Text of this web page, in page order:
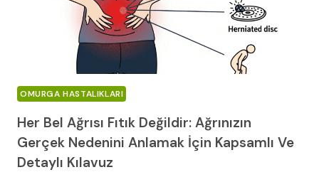
BAŞARI
ORANLARI
OMURGA HASTALIKLARI
Her Bel Ağrısı Fıtık Değildir: Ağrınızın
Gerçek Nedenini Anlamak İçin Kapsamlı Ve
Detaylı Kılavuz